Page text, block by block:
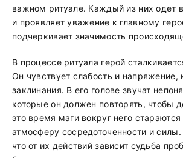
важном ритуале. Каждый из них одет
и проявляет уважение к главному
подчеркивает значимость
В процессе ритуала герой
Он чувствует слабость и напряжение,
заклинания. В его голове звучат
которые он должен повторять, чтобы
это время маги вокруг него
атмосферу сосредоточенности и
что от их действий зависит судьба